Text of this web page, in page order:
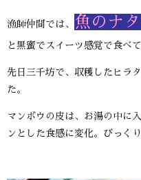
漁師仲間では、 魚のナ
と黒蜜でスイーツ感覚で食べ
先日三千坊で、収穫したヒラ
た。
マンボウの皮は、お湯の中に
ンとした食感に変化。びっくり